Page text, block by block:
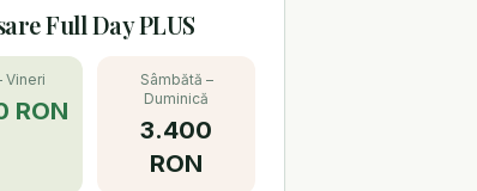
Full Day PLUS
Vineri
RON
Sâmbătă –
Duminică
3.400
RON